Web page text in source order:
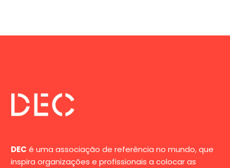
DEC é uma associação de referência no mundo, que
inspira organizações e profissionais a colocar as